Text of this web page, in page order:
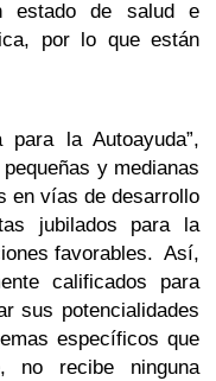
estado de salud e
por lo que están
la Autoayuda”,
y medianas
en vías de desarrollo
jubilados para la
favorables. Así,
calificados para
sus potencialidades
específicos que
no recibe ninguna